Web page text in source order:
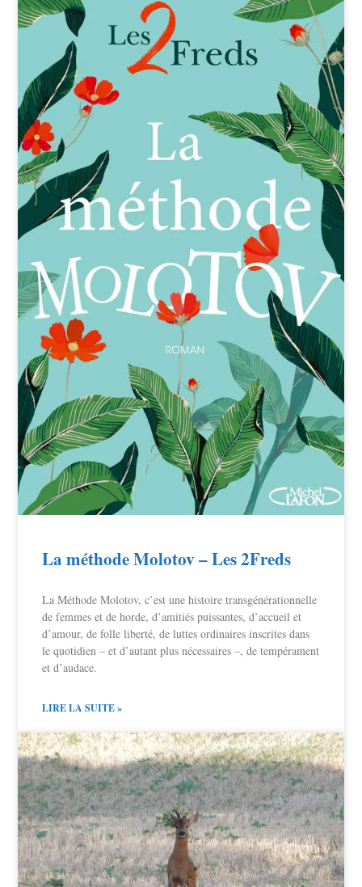
La méthode Molotov – Les 2Freds
La Méthode Molotov, c’est une histoire transgénérationnelle
de femmes et de horde, d’amitiés puissantes, d’accueil et
d’amour, de folle liberté, de luttes ordinaires inscrites dans
le quotidien – et d’autant plus nécessaires –, de tempérament
et d’audace.
LIRE LA SUITE »